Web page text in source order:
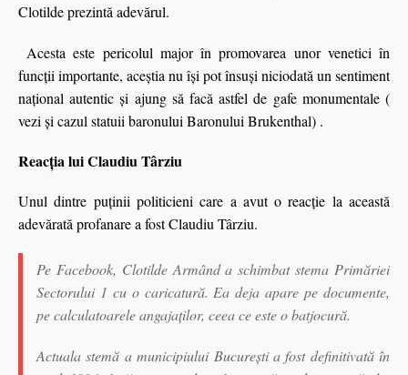
Clotilde prezintă adevărul.
Acesta este pericolul major în promovarea unor venetici în
funcţii importante, aceştia nu îşi pot însuşi niciodată un sentiment
naţional autentic şi ajung să facă astfel de gafe monumentale (
vezi și cazul statuii baronului Baronului Brukenthal) .
Reacţia lui Claudiu Târziu
Unul dintre puținii politicieni care a avut o reacție la această
adevărată profanare a fost Claudiu Târziu.
Pe Facebook, Clotilde Armând a schimbat stema Primăriei
Sectorului 1 cu o caricatură. Ea deja apare pe documente,
pe calculatoarele angajaților, ceea ce este o batjocură.
Actuala stemă a municipiului București a fost definitivată în